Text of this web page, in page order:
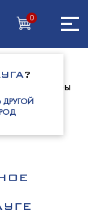
?
ДРУГОЙ
0
Кондиционеры